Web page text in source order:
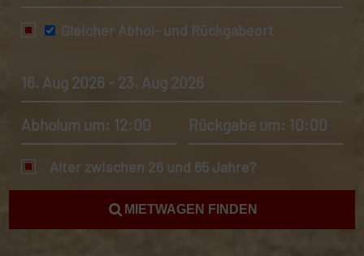
Gleicher Abhol- und Rückgabeort
16. Aug 2026 - 23. Aug 2026
Abholum um: 12:00 Rückgabe um: 10:00
Alter zwischen 26 und 65 Jahre?
MIETWAGEN FINDEN